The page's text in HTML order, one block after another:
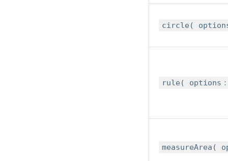
circle(
rule( options
measureArea(